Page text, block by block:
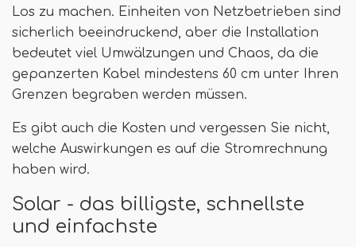
Los zu machen. Einheiten von Netzbetrieben sind
sicherlich beeindruckend, aber die Installation
bedeutet viel Umwälzungen und Chaos, da die
gepanzerten Kabel mindestens 60 cm unter Ihren
Grenzen begraben werden müssen.
Es gibt auch die Kosten und vergessen Sie nicht,
welche Auswirkungen es auf die Stromrechnung
haben wird.
Solar - das billigste, schnellste
und einfachste